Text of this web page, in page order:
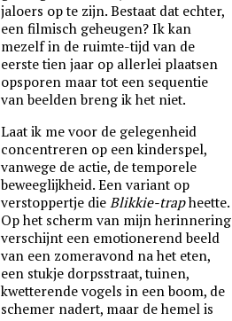
jaloers op te zijn. Bestaat dat echter,
een filmisch geheugen? Ik kan
mezelf in de ruimte-tijd van de
eerste tien jaar op allerlei plaatsen
opsporen maar tot een sequentie
van beelden breng ik het niet.
Laat ik me voor de gelegenheid
concentreren op een kinderspel,
vanwege de actie, de temporele
beweeglijkheid. Een variant op
verstoppertje die Blikkie-trapheette.
Op het scherm van mijn herinnering
verschijnt een emotionerend beeld
van een zomeravond na het eten,
een stukje dorpsstraat, tuinen,
kwetterende vogels in een boom, de
schemer nadert, maar de hemel is